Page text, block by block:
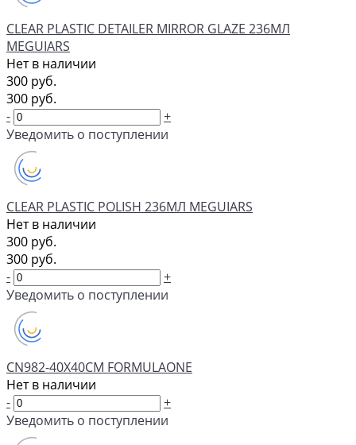
CLEAR PLASTIC DETAILER MIRROR GLAZE 236МЛ
MEGUIARS
Нет в наличии
300 руб.
300 руб.
-
+
Уведомить о поступлении
CLEAR PLASTIC POLISH 236МЛ MEGUIARS
Нет в наличии
300 руб.
300 руб.
-
+
Уведомить о поступлении
CN982-40X40CM FORMULAONE
Нет в наличии
-
+
Уведомить о поступлении